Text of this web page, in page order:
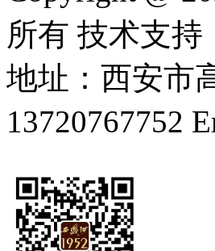
所有 技术支持
地址：西安市
13720767752